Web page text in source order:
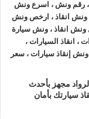
انقاذ سيارات
و
انقاذ سيارات باقل
24 ساعة طوال أيام
مجهز بأحدث
سيارتك بأمان